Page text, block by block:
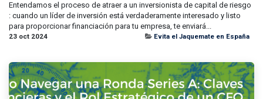
Entendamos el proceso de atraer a un inversionista de capital de riesgo
: cuando un líder de inversión está verdaderamente interesado y listo
para proporcionar financiación para tu empresa, te enviará...
23 oct 2024 Evita el Jaquemate en España